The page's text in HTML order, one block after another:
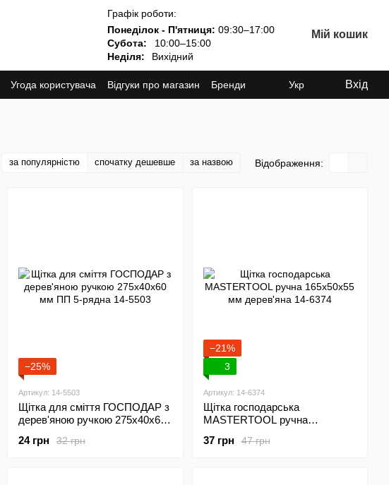
Графік роботи:
Понеділок - П'ятниця: 09:30–17:00
Субота:
10:00–15:00
Неділя:
Вихідний
Мій кошик
Угода користувача Відгуки про магазин
Бренди
Укр Вхід
за популярністю спочатку дешевше за назвою Відображення:
−25%
Артикул: 14-5503
Щітка для сміття ГОСПОДАР з
дерев'яною ручкою 275х40х60
32 грн
24 грн
−21%
3
Артикул: 14-6374
Щітка господарська
MASTERTOOL ручна
6374
47 грн
37 грн